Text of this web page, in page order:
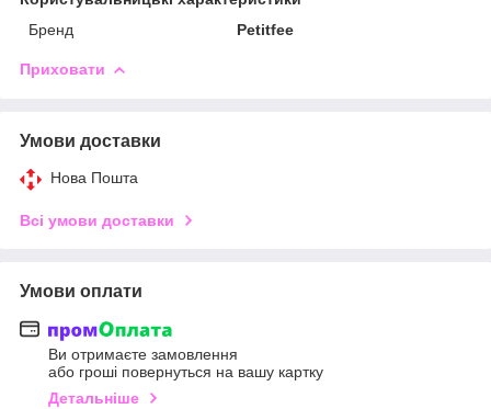
Бренд
Petitfee
Приховати
Умови доставки
Нова Пошта
Всі умови доставки
Умови оплати
Ви отримаєте замовлення
або гроші повернуться на вашу картку
Детальніше